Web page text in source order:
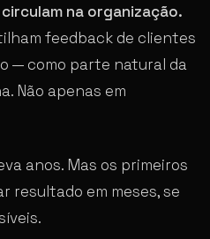
na organização.
feedback de clientes
— como parte natural da
Não apenas em
anos. Mas os primeiros
resultado em meses, se